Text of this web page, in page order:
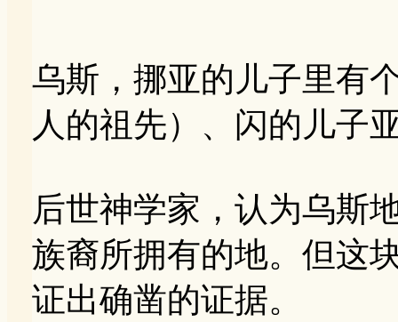
乌斯，挪亚的儿子里有
人的祖先）、闪的儿子
后世神学家，认为乌斯
族裔所拥有的地。但这
证出确凿的证据。